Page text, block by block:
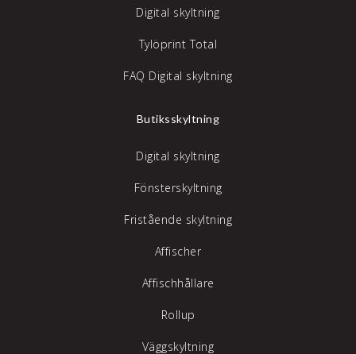
Digital skyltning
Tylöprint Total
FAQ Digital skyltning
Butiksskyltning
Digital skyltning
Fönsterskyltning
Fristående skyltning
Affischer
Affischhållare
Rollup
Väggskyltning